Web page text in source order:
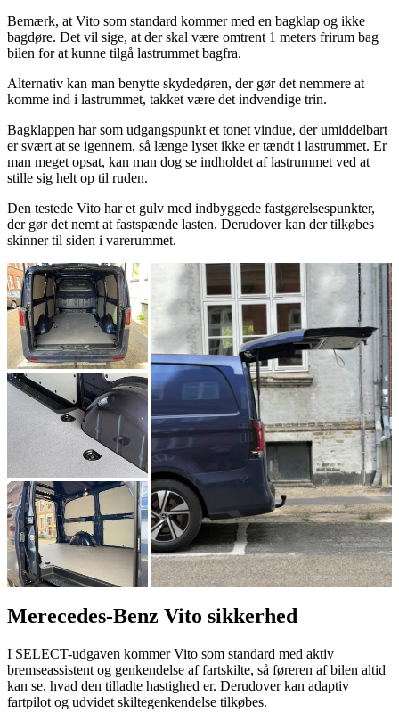
Bemærk, at Vito som standard kommer med en bagklap og ikke
bagdøre. Det vil sige, at der skal være omtrent 1 meters frirum bag
bilen for at kunne tilgå lastrummet bagfra.
Alternativ kan man benytte skydedøren, der gør det nemmere at
komme ind i lastrummet, takket være det indvendige trin.
Bagklappen har som udgangspunkt et tonet vindue, der umiddelbart
er svært at se igennem, så længe lyset ikke er tændt i lastrummet. Er
man meget opsat, kan man dog se indholdet af lastrummet ved at
stille sig helt op til ruden.
Den testede Vito har et gulv med indbyggede fastgørelsespunkter,
der gør det nemt at fastspænde lasten. Derudover kan der tilkøbes
skinner til siden i varerummet.
Merecedes-Benz Vito sikkerhed
I SELECT-udgaven kommer Vito som standard med aktiv
bremseassistent og genkendelse af fartskilte, så føreren af bilen altid
kan se, hvad den tilladte hastighed er. Derudover kan adaptiv
fartpilot og udvidet skiltegenkendelse tilkøbes.